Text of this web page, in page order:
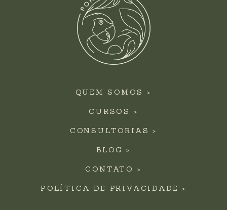
QUEM SOMOS >
CURSOS >
CONSULTORIAS >
BLOG >
CONTATO >
POLÍTICA DE PRIVACIDADE >